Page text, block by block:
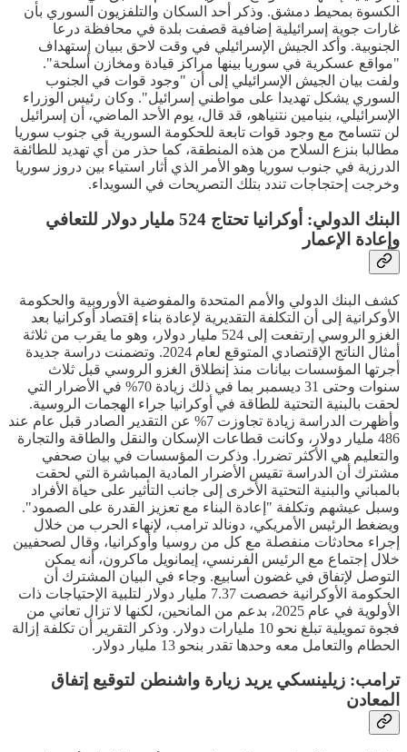
الكسوة بمحيط دمشق. وذكر أحد السكان والتلفزيون السوري بأن
غارات جوية إسرائيلية إضافية قصفت بلدة في محافظة درعا
الجنوبية. وأكد الجيش الإسرائيلي في وقت لاحق ببيان إستهداف
"مواقع عسكرية في سوريا بينها مراكز قيادة ومخازن أسلحة".
ولفت بيان الجيش الإسرائيلي إلى أن "وجود قوات في الجنوب
السوري يشكل تهديدا على مواطني إسرائيل". وكان رئيس الوزراء
الإسرائيلي، بنيامين نتنياهو، قد قال، يوم الأحد الماضي، أن إسرائيل
لن تتسامح مع وجود قوات تابعة للحكومة السورية في جنوب سوريا
مطالبا بنزع السلاح من هذه المنطقة، كما حذر من أي تهديد للطائفة
الدرزية في جنوب سوريا وهو الأمر الذي أثار استياء بين دروز سوريا
وخرجت إحتجاجات تندد بتلك التصريحات في السويداء.
البنك الدولي: أوكرانيا تحتاج 524 مليار دولار للتعافي
وإعادة الإعمار
كشف البنك الدولي والأمم المتحدة والمفوضية الأوروبية والحكومة
الأوكرانية إلى أن التكلفة التقديرية لإعادة بناء إقتصاد أوكرانيا بعد
الغزو الروسي إرتفعت إلى 524 مليار دولار، وهو ما يقرب من ثلاثة
أمثال الناتج الإقتصادي المتوقع لعام 2024. وتضمنت دراسة جديدة
أجرتها المؤسسات بيانات منذ إنطلاق الغزو الروسي قبل ثلاث
سنوات وحتى 31 ديسمبر بما في ذلك زيادة 70% في الأضرار التي
لحقت بالبنية التحتية للطاقة في أوكرانيا جراء الهجمات الروسية.
وأظهرت الدراسة زيادة تجاوزت 7% عن التقدير الصادر قبل عام عند
486 مليار دولار، وكانت قطاعات الإسكان والنقل والطاقة والتجارة
والتعليم هي الأكثر تضررا. وذكرت المؤسسات في بيان صحفي
مشترك أن الدراسة تقيس الأضرار المادية المباشرة التي لحقت
بالمباني والبنية التحتية الأخرى إلى جانب التأثير على حياة الأفراد
وسبل عيشهم وتكلفة "إعادة البناء مع تعزيز القدرة على الصمود".
ويضغط الرئيس الأمريكي، دونالد ترامب، لإنهاء الحرب من خلال
إجراء محادثات منفصلة مع كل من روسيا وأوكرانيا، وقال لصحفيين
خلال إجتماع مع الرئيس الفرنسي، إيمانويل ماكرون، أنه يمكن
التوصل لإتفاق في غضون أسابيع. وجاء في البيان المشترك أن
الحكومة الأوكرانية خصصت 7.37 مليار دولار لتلبية الإحتياجات ذات
الأولوية في عام 2025، بدعم من المانحين، لكنها لا تزال تعاني من
فجوة تمويلية تبلغ نحو 10 مليارات دولار. وذكر التقرير أن تكلفة إزالة
الحطام والتعامل معه وحدها تقدر بنحو 13 مليار دولار.
ترامب: زيلينسكي يريد زيارة واشنطن لتوقيع إتفاق
المعادن